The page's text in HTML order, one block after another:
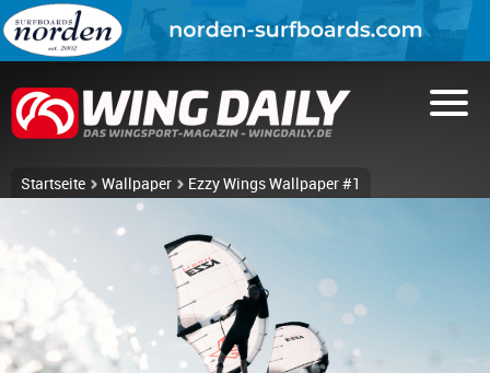
Startseite Wallpaper Ezzy Wings Wallpaper #1